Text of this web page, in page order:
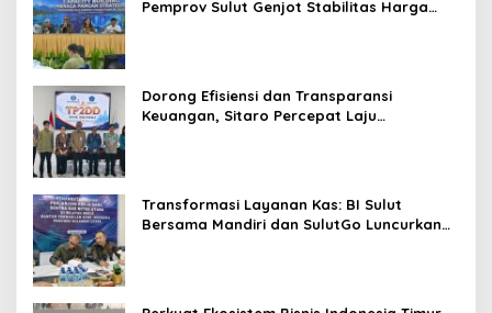
Pemprov Sulut Genjot Stabilitas Harga
Dorong Efisiensi dan Transparansi
Keuangan, Sitaro Percepat Laju
Transformasi Layanan Kas: BI Sulut
Bersama Mandiri dan SulutGo Luncurkan